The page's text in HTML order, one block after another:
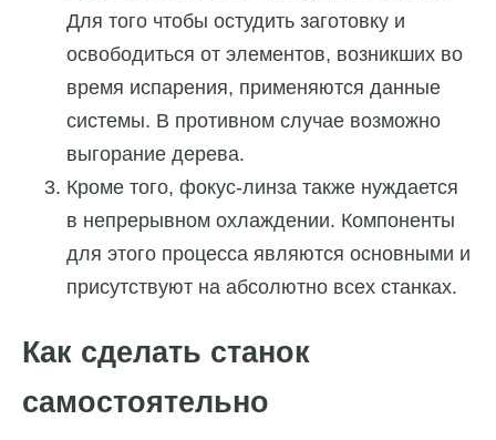
Для того чтобы остудить заготовку и
освободиться от элементов, возникших во
время испарения, применяются данные
системы. В противном случае возможно
выгорание дерева.
Кроме того, фокус-линза также нуждается
в непрерывном охлаждении. Компоненты
для этого процесса являются основными и
присутствуют на абсолютно всех станках.
Как сделать станок
самостоятельно